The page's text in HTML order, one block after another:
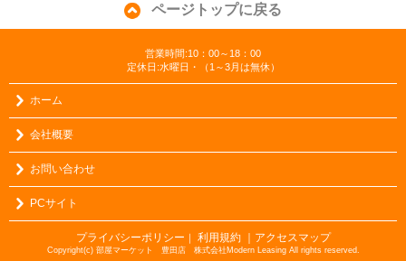
ページトップに戻る
営業時間:10：00～18：00
定休日:水曜日・（1～3月は無休）
ホーム
会社概要
お問い合わせ
PCサイト
プライバシーポリシー ｜ 利用規約 ｜アクセスマップ
Copyright(c) 部屋マーケット 豊田店 株式会社Modern Leasing All rights reserved.